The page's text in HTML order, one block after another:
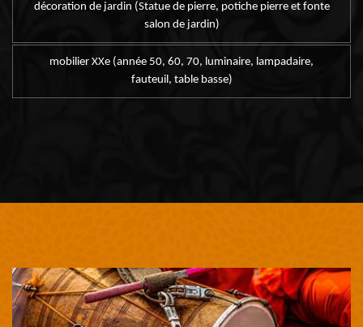
décoration de jardin (Statue de pierre, potiche pierre et fonte
salon de jardin)
mobilier XXe (année 50, 60, 70, luminaire, lampadaire,
fauteuil, table basse)